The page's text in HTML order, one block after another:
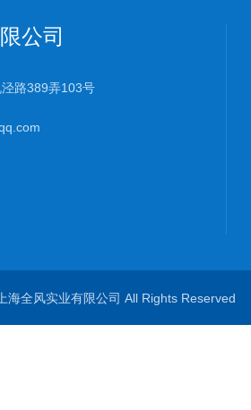
公司
路389弄103号
海全风实业有限公司 All Rights